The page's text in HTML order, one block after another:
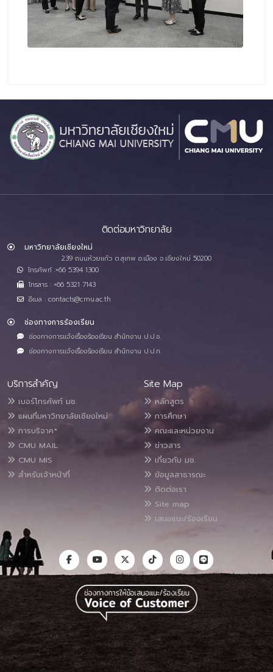
ติดต่อมหาวิทยาลัย
มหาวิทยาลัยเชียงใหม่
239 ถนนห้วยแก้ว ต.สุเทพ อ.เมือง จ.เชียงใหม่ 50200
โทรศัพท์ :+66 5394 1300
โทรสาร : +66 5321 7143
อีเมล : contacts@cmu.ac.th
ช่องทางการร้องเรียน
ช่องทางการแจ้งเรื่องร้องเรียน สำนักงาน ป.ป.ช.
ช่องทางการแจ้งเรื่องร้องเรียน สำนักงาน ป.ป.ท.
บริการสำคัญ
เบอร์โทรศัพท์ มช.
แผนที่มหาวิทยาลัยเชียงใหม่
การบริจาค*
CMU MAIL
CMU MIS
สำหรับเจ้าหน้าที่
Site Map
หลักสูตร
การศึกษา
คณะและหน่วยงาน
ข่าวสาร
เกี่ยวกับ มช.
ข้อมูลสาธารณะ
ติดต่อเรา
Site map
เสนอแนะ/ร้องเรียน